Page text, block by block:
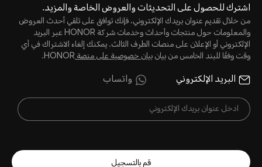
اشترك للحصول على التحديثات والعروض الخاصة والمزيد.
من خلال تقديم عنوان بريدك الإلكتروني، فإنك توافق على تلقي أحدث العروض
والمعلومات حول منتجات وأحداث وخدمات شركة HONOR عبر البريد
الإلكتروني أو الإعلان على منصات الطرف الثالث. يمكنك إلغاء الاشتراك في أي
وقت وفقًا للبند الخامس من بيانبيان خصوصية على منصةHONOR.
البريد الإلكتروني واتساب
قم بالتسجيل